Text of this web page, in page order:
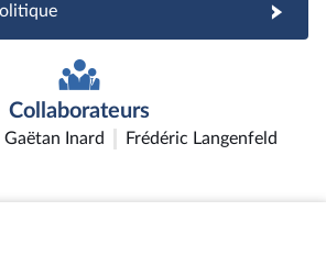
Collaborateurs
Gaëtan Inard Frédéric Langenfeld